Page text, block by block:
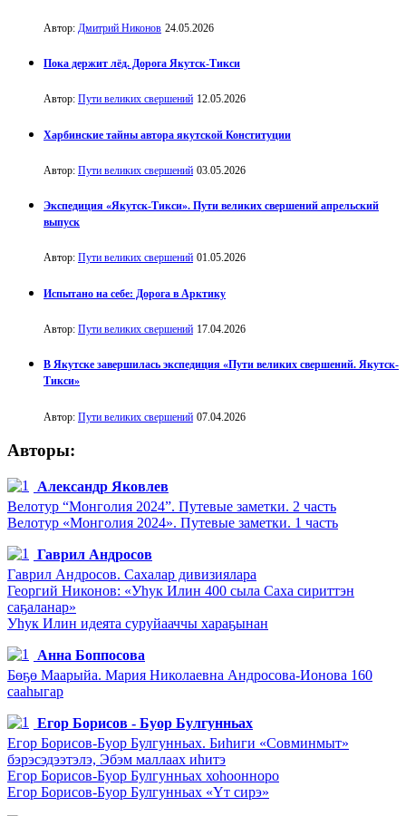
Автор: Дмитрий Никонов 24.05.2026
Пока держит лёд. Дорога Якутск-Тикси
Автор: Пути великих свершений 12.05.2026
Харбинские тайны автора якутской Конституции
Автор: Пути великих свершений 03.05.2026
Экспедиция «Якутск-Тикси». Пути великих свершений апрельский
выпуск
Автор: Пути великих свершений 01.05.2026
Испытано на себе: Дорога в Арктику
Автор: Пути великих свершений 17.04.2026
В Якутске завершилась экспедиция «Пути великих свершений. Якутск-
Тикси»
Автор: Пути великих свершений 07.04.2026
Авторы:
Александр Яковлев
Велотур “Монголия 2024”. Путевые заметки. 2 часть
Велотур «Монголия 2024». Путевые заметки. 1 часть
Гаврил Андросов
Гаврил Андросов. Сахалар дивизиялара
Георгий Никонов: «Уһук Илин 400 сыла Саха сириттэн
саҕаланар»
Уһук Илин идеята суруйааччы хараҕынан
Анна Боппосова
Бөҕө Маарыйа. Мария Николаевна Андросова-Ионова 160
сааһыгар
Егор Борисов - Буор Булгунньах
Егор Борисов-Буор Булгунньах. Биһиги «Совминмыт»
бэрэсэдээтэлэ, Эбэм маллаах иһитэ
Егор Борисов-Буор Булгунньах хоһоонноро
Егор Борисов-Буор Булгунньах «Үт сирэ»